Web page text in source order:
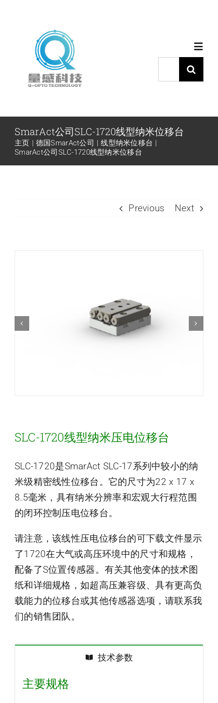
产品中心
代理品牌
索：
SmarAct公司SLC-1720线型纳米位移台
主页 德国SmarAct公司
线型纳米位移台
SmarAct公司SLC-1720线型纳米位移台
Previous Next
SLC-1720线型纳米压电位移台
SLC-1720是SmarAct SLC-17系列中较小的纳
米级精密线性位移台。它的尺寸为22 x 17 x
8.5毫米，具有纳米分辨率和宏观大行程范围
的闭环控制压电位移台。
请注意，该线性压电位移台的可下载文件显示
了1720在大气或高压环境中的尺寸和规格，
配备了S位置传感器。有关其他变体的技术图
纸和详细规格，如超高压兼容级、具有更高负
载能力的位移台或其他传感器选项，请联系我
们的销售团队。
技术参数
主要规格